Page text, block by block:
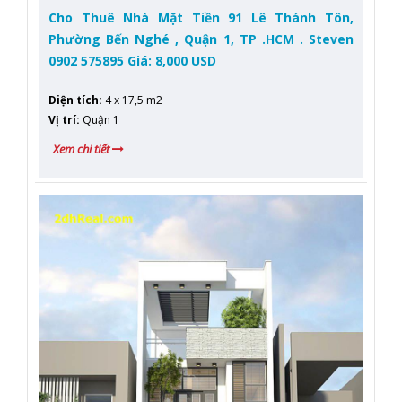
Cho Thuê Nhà Mặt Tiền 91 Lê Thánh Tôn,
Phường Bến Nghé , Quận 1, TP .HCM . Steven
0902 575895 Giá: 8,000 USD
Diện tích: 4 x 17,5 m2
Vị trí: Quận 1
Xem chi tiết